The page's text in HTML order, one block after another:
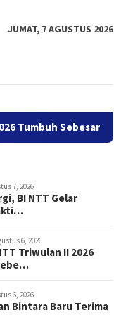
JUMAT, 7 AGUSTUS 2026
Sebesar 5,01 Persen
8
7, 2026
BI NTT Gelar
6, 2026
Triwulan II 2026
6, 2026
Bintara Baru Terima